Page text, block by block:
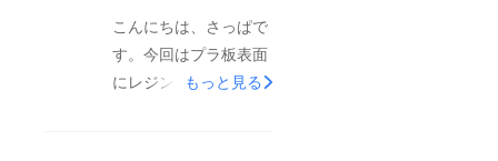
こんにちは、さっぱで
す。今回はプラ板表面
にレジンを乗せてつる
もっと見る